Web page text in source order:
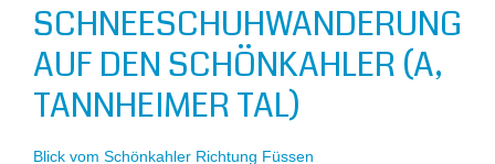
SCHNEESCHUHWANDERUNG
AUF DEN SCHÖNKAHLER (A,
TANNHEIMER TAL)
Blick vom Schönkahler Richtung Füssen